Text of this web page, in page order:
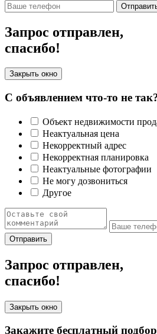
Запрос отправлен,
спасибо!
Закрыть окно
С объявлением что-то не
Объект недвижимости
Неактуальная цена
Некорректный адрес
Некорректная планировка
Неактуальные фотографии
Не могу дозвониться
Другое
Отправить
Запрос отправлен,
спасибо!
Закрыть окно
Закажите бесплатный